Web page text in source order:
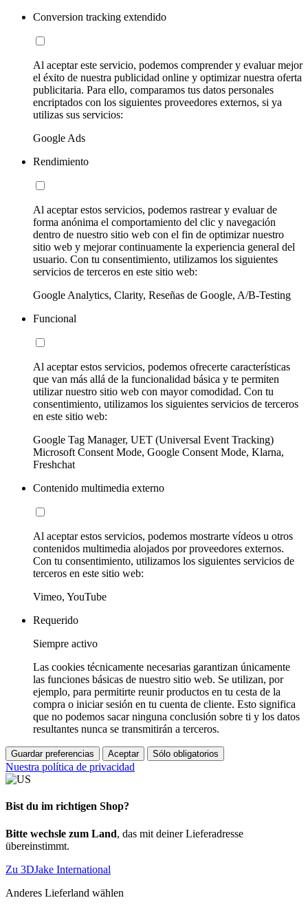
Conversion tracking extendido
Al aceptar este servicio, podemos comprender y evaluar mejor
el éxito de nuestra publicidad online y optimizar nuestra oferta
publicitaria. Para ello, comparamos tus datos personales
encriptados con los siguientes proveedores externos, si ya
utilizas sus servicios:
Google Ads
Rendimiento
Al aceptar estos servicios, podemos rastrear y evaluar de
forma anónima el comportamiento del clic y navegación
dentro de nuestro sitio web con el fin de optimizar nuestro
sitio web y mejorar continuamente la experiencia general del
usuario. Con tu consentimiento, utilizamos los siguientes
servicios de terceros en este sitio web:
Google Analytics, Clarity, Reseñas de Google, A/B-Testing
Funcional
Al aceptar estos servicios, podemos ofrecerte características
que van más allá de la funcionalidad básica y te permiten
utilizar nuestro sitio web con mayor comodidad. Con tu
consentimiento, utilizamos los siguientes servicios de terceros
en este sitio web:
Google Tag Manager, UET (Universal Event Tracking)
Microsoft Consent Mode, Google Consent Mode, Klarna,
Freshchat
Contenido multimedia externo
Al aceptar estos servicios, podemos mostrarte vídeos u otros
contenidos multimedia alojados por proveedores externos.
Con tu consentimiento, utilizamos los siguientes servicios de
terceros en este sitio web:
Vimeo, YouTube
Requerido
Siempre activo
Las cookies técnicamente necesarias garantizan únicamente
las funciones básicas de nuestro sitio web. Se utilizan, por
ejemplo, para permitirte reunir productos en tu cesta de la
compra o iniciar sesión en tu cuenta de cliente. Esto significa
que no podemos sacar ninguna conclusión sobre ti y los datos
resultantes nunca se transmitirán a terceros.
Guardar preferencias Aceptar Sólo obligatorios
Nuestra política de privacidad
Bist du im richtigen Shop?
Bitte wechsle zum Land, das mit deiner Lieferadresse
übereinstimmt.
Zu 3DJake International
Anderes Lieferland wählen